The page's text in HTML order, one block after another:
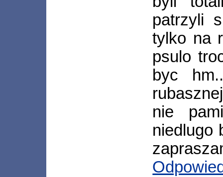
patrzyli
tylko na
psulo
byc
nie
niedlugo